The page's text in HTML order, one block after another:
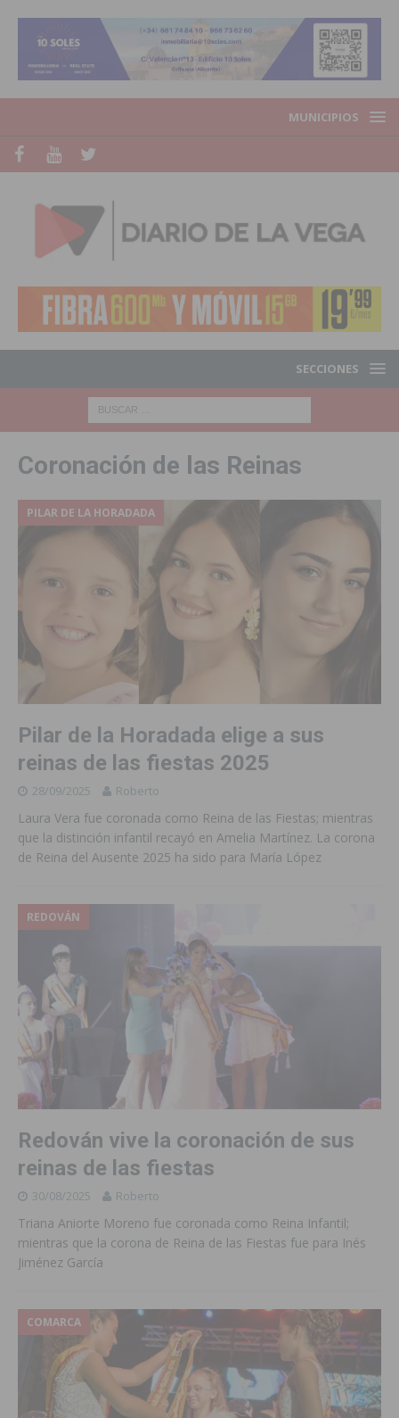
MUNICIPIOS
SECCIONES
Coronación de las Reinas
PILAR DE LA HORADADA
Pilar de la Horadada elige a sus
reinas de las fiestas 2025
28/09/2025 Roberto
Laura Vera fue coronada como Reina de las Fiestas; mientras
que la distinción infantil recayó en Amelia Martínez. La corona
de Reina del Ausente 2025 ha sido para María López
REDOVÁN
Redován vive la coronación de sus
reinas de las fiestas
30/08/2025 Roberto
Triana Aniorte Moreno fue coronada como Reina Infantil;
mientras que la corona de Reina de las Fiestas fue para Inés
Jiménez García
COMARCA